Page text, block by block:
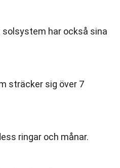
solsystem har också sina
sträcker sig över 7
ringar och månar.